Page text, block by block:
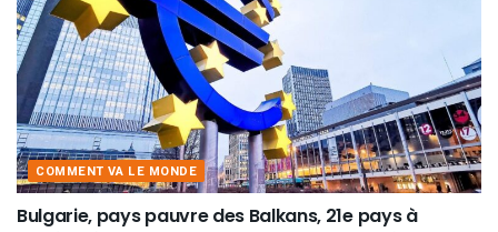
COMMENT VA LE MONDE
Bulgarie, pays pauvre des Balkans, 21e pays à